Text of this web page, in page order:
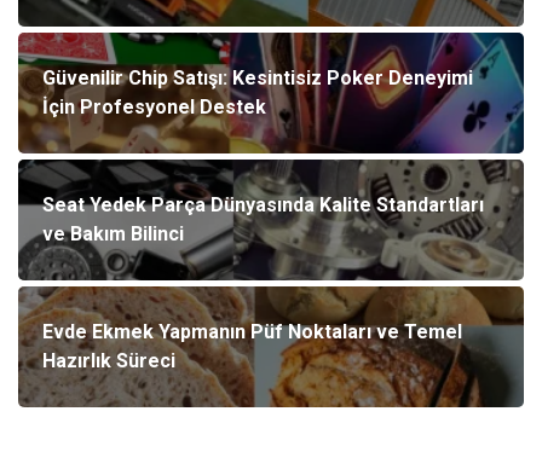
Güvenilir Chip Satışı: Kesintisiz Poker Deneyimi
İçin Profesyonel Destek
Seat Yedek Parça Dünyasında Kalite Standartları
ve Bakım Bilinci
Evde Ekmek Yapmanın Püf Noktaları ve Temel
Hazırlık Süreci